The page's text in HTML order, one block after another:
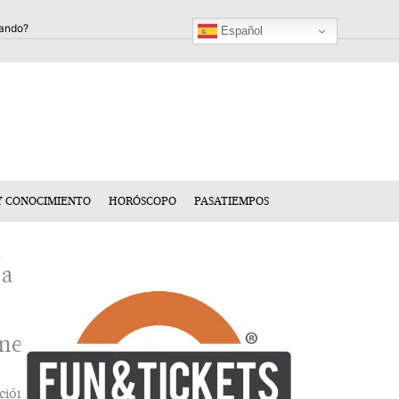
Español
CONOCIMIENTO HORÓSCOPO PASATIEMPOS